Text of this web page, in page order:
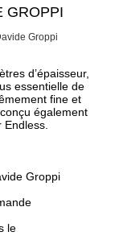
GROPPI
Groppi
d’épaisseur,
essentielle de
fine et
également
Groppi
le